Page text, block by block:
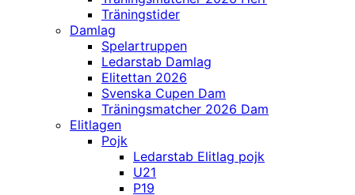
Träningstider
Damlag
Spelartruppen
Ledarstab Damlag
Elitettan 2026
Svenska Cupen Dam
Träningsmatcher 2026 Dam
Elitlagen
Pojk
Ledarstab Elitlag pojk
U21
P19